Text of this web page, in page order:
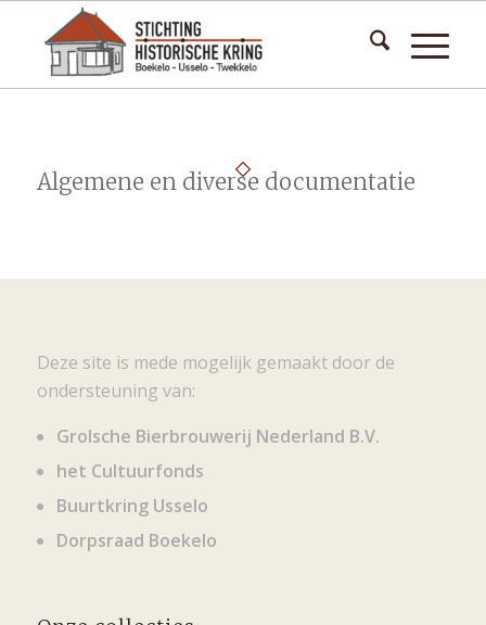
Algemene en diverse documentatie
Deze site is mede mogelijk gemaakt door de
ondersteuning van:
Grolsche Bierbrouwerij Nederland B.V.
het Cultuurfonds
Buurtkring Usselo
Dorpsraad Boekelo